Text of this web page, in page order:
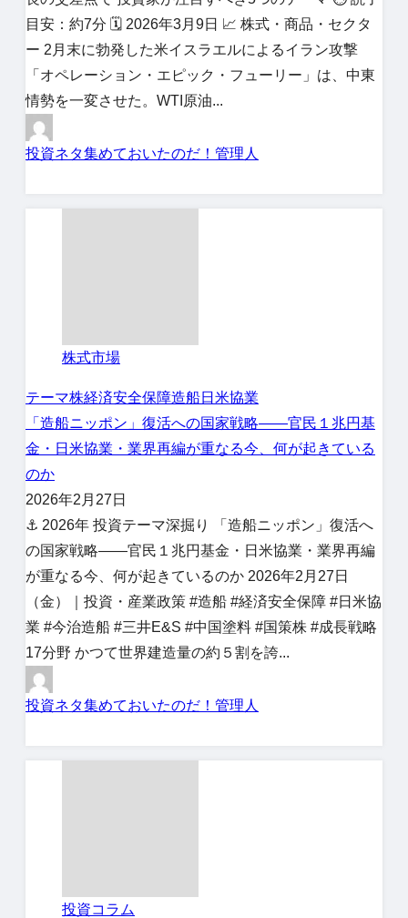
目安：約7分 🗓 2026年3月9日 📈 株式・商品・セクタ
ー 2月末に勃発した米イスラエルによるイラン攻撃
「オペレーション・エピック・フューリー」は、中東
情勢を一変させた。WTI原油...
投資ネタ集めておいたのだ！管理人
株式市場
テーマ株経済安全保障造船日米協業
「造船ニッポン」復活への国家戦略——官民１兆円基
金・日米協業・業界再編が重なる今、何が起きている
のか
2026年2月27日
⚓ 2026年 投資テーマ深掘り 「造船ニッポン」復活へ
の国家戦略——官民１兆円基金・日米協業・業界再編
が重なる今、何が起きているのか 2026年2月27日
（金）｜投資・産業政策 #造船 #経済安全保障 #日米協
業 #今治造船 #三井E&S #中国塗料 #国策株 #成長戦略
17分野 かつて世界建造量の約５割を誇...
投資ネタ集めておいたのだ！管理人
投資コラム